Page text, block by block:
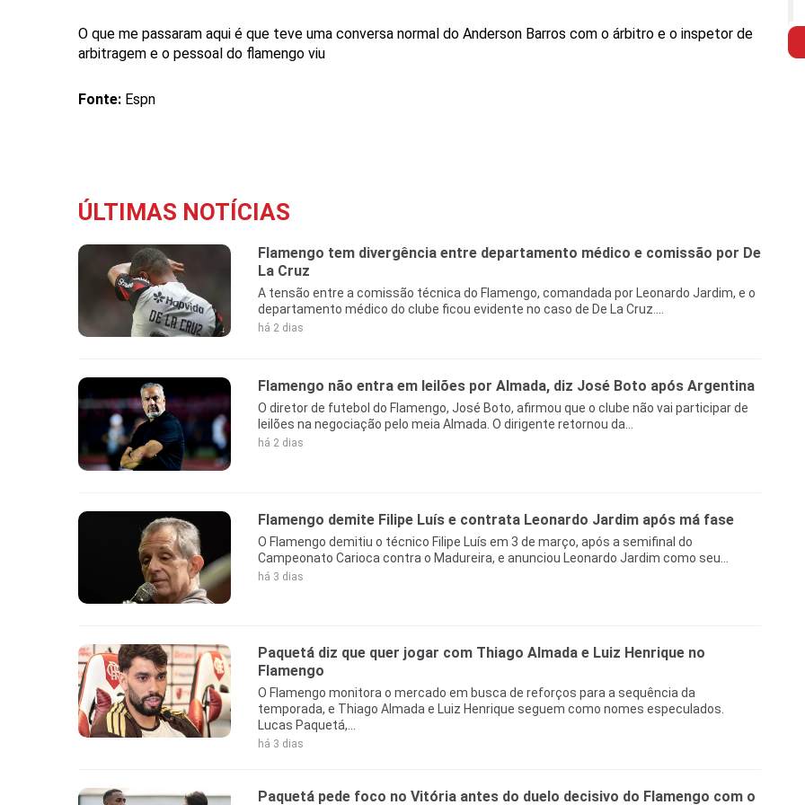
O que me passaram aqui é que teve uma conversa normal do Anderson Barros com o árbitro e o inspetor de
arbitragem e o pessoal do flamengo viu
Fonte: Espn
ÚLTIMAS NOTÍCIAS
Flamengo tem divergência entre departamento médico e comissão por De
La Cruz
A tensão entre a comissão técnica do Flamengo, comandada por Leonardo Jardim, e o
departamento médico do clube ficou evidente no caso de De La Cruz....
há 2 dias
Flamengo não entra em leilões por Almada, diz José Boto após Argentina
O diretor de futebol do Flamengo, José Boto, afirmou que o clube não vai participar de
leilões na negociação pelo meia Almada. O dirigente retornou da...
há 2 dias
Flamengo demite Filipe Luís e contrata Leonardo Jardim após má fase
O Flamengo demitiu o técnico Filipe Luís em 3 de março, após a semifinal do
Campeonato Carioca contra o Madureira, e anunciou Leonardo Jardim como seu...
há 3 dias
Paquetá diz que quer jogar com Thiago Almada e Luiz Henrique no
Flamengo
O Flamengo monitora o mercado em busca de reforços para a sequência da
temporada, e Thiago Almada e Luiz Henrique seguem como nomes especulados.
Lucas Paquetá,...
há 3 dias
Paquetá pede foco no Vitória antes do duelo decisivo do Flamengo com o